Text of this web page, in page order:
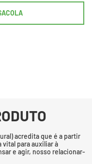
acredita que é a partir
para auxiliar à
e agir, nosso relacionar-